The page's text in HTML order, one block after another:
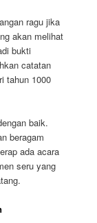
ragu jika
akan melihat
bukti
catatan
tahun 1000
baik.
beragam
ada acara
seru yang